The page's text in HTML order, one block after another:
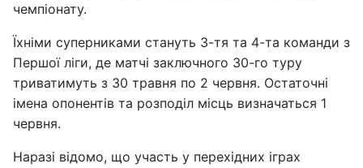
чемпіонату.
Їхніми суперниками стануть 3-тя та 4-та команди з
Першої ліги, де матчі заключного 30-го туру
триватимуть з 30 травня по 2 червня. Остаточні
імена опонентів та розподіл місць визначаться 1
червня.
Наразі відомо, що участь у перехідних іграх